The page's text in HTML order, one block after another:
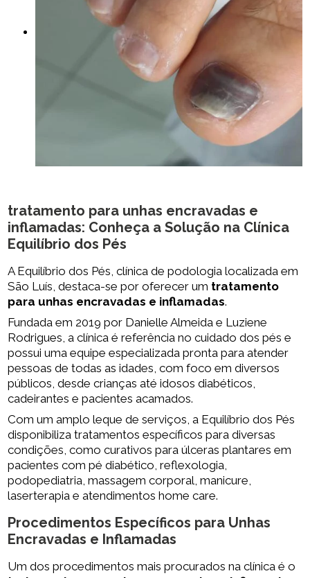
tratamento para unhas encravadas e
inflamadas: Conheça a Solução na Clínica
Equilíbrio dos Pés
A Equilíbrio dos Pés, clínica de podologia localizada em
São Luís, destaca-se por oferecer um tratamento
para unhas encravadas e inflamadas.
Fundada em 2019 por Danielle Almeida e Luziene
Rodrigues, a clínica é referência no cuidado dos pés e
possui uma equipe especializada pronta para atender
pessoas de todas as idades, com foco em diversos
públicos, desde crianças até idosos diabéticos,
cadeirantes e pacientes acamados.
Com um amplo leque de serviços, a Equilíbrio dos Pés
disponibiliza tratamentos específicos para diversas
condições, como curativos para úlceras plantares em
pacientes com pé diabético, reflexologia,
podopediatria, massagem corporal, manicure,
laserterapia e atendimentos home care.
Procedimentos Específicos para Unhas
Encravadas e Inflamadas
Um dos procedimentos mais procurados na clínica é o